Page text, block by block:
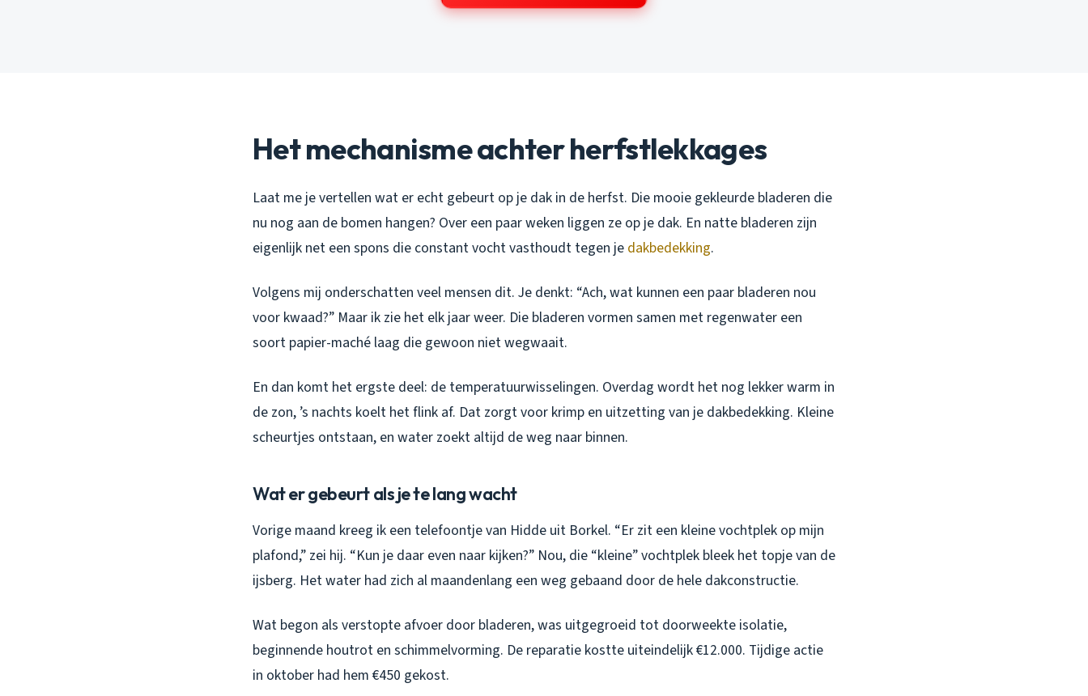
Het mechanisme achter herfstlekkages
Laat me je vertellen wat er echt gebeurt op je dak in de herfst. Die mooie gekleurde bladeren die
nu nog aan de bomen hangen? Over een paar weken liggen ze op je dak. En natte bladeren zijn
eigenlijk net een spons die constant vocht vasthoudt tegen je dakbedekking.
Volgens mij onderschatten veel mensen dit. Je denkt: “Ach, wat kunnen een paar bladeren nou
voor kwaad?” Maar ik zie het elk jaar weer. Die bladeren vormen samen met regenwater een
soort papier-maché laag die gewoon niet wegwaait.
En dan komt het ergste deel: de temperatuurwisselingen. Overdag wordt het nog lekker warm in
de zon, ’s nachts koelt het flink af. Dat zorgt voor krimp en uitzetting van je dakbedekking. Kleine
scheurtjes ontstaan, en water zoekt altijd de weg naar binnen.
Wat er gebeurt als je te lang wacht
Vorige maand kreeg ik een telefoontje van Hidde uit Borkel. “Er zit een kleine vochtplek op mijn
plafond,” zei hij. “Kun je daar even naar kijken?” Nou, die “kleine” vochtplek bleek het topje van de
ijsberg. Het water had zich al maandenlang een weg gebaand door de hele dakconstructie.
Wat begon als verstopte afvoer door bladeren, was uitgegroeid tot doorweekte isolatie,
beginnende houtrot en schimmelvorming. De reparatie kostte uiteindelijk €12.000. Tijdige actie
in oktober had hem €450 gekost.